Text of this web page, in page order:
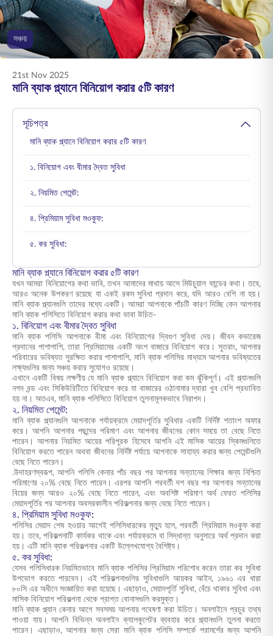
ENGLISH
অনলাইনে কিনুন প্রিমিয়াম পরিশোধ করুন
সঞ্চয়
21st Nov 2025
মানি ব্যাক প্ল্যানে বিনিয়োগ করার ৫টি কারণ
সূচিপত্র
মানি ব্যাক প্ল্যানে বিনিয়োগ করার ৫টি কারণ
১. বিনিয়োগ এবং বীমার দ্বৈত সুবিধা
২. নিয়মিত পেমেন্ট:
৪. প্রিমিয়াম সুবিধা মওকুফ:
৫. কর সুবিধা:
মানি ব্যাক প্ল্যানে বিনিয়োগ করার ৫টি কারণ
যখন আমরা বিনিয়োগের কথা ভাবি, তখন আমাদের মাথায় আসে মিউচুয়াল ফান্ডের কথা। তবে,
আরও অনেক উপকরণ রয়েছে যা একই রকম সুবিধা প্রদান করে, যদি আরও বেশি না হয়।
মানি ব্যাক প্ল্যানগুলি তাদের মধ্যে একটি। আমরা আপনাকে পাঁচটি কারণ দিচ্ছি কেন আপনার
মানি ব্যাক পলিসিতে বিনিয়োগ করার কথা ভাবা উচিত-
১. বিনিয়োগ এবং বীমার দ্বৈত সুবিধা
মানি ব্যাক পলিসি আপনাকে বীমা এবং বিনিয়োগের দ্বিগুণ সুবিধা দেয়। জীবন কভারেজ
প্রদানের পাশাপাশি, তারা প্রিমিয়ামের একটি অংশ বাজারে বিনিয়োগ করে। সুতরাং, আপনার
পরিবারের ভবিষ্যত সুরক্ষিত করার পাশাপাশি, মানি ব্যাক পলিসির মাধ্যমে আপনার ভবিষ্যতের
লক্ষ্যগুলির জন্য সঞ্চয় করার সুযোগও রয়েছে।
এখানে একটি বিষয় লক্ষণীয় যে মানি ব্যাক প্ল্যানে বিনিয়োগ করা কম ঝুঁকিপূর্ণ। এই প্ল্যানগুলি
নগদ বন্ড এবং সিকিউরিটিতে বিনিয়োগ করে যা বাজারের ওঠানামার দ্বারা খুব বেশি প্রভাবিত
হয় না। অতএব, মানি ব্যাক পলিসিতে বিনিয়োগ তুলনামূলকভাবে নিরাপদ।
২. নিয়মিত পেমেন্ট:
মানি ব্যাক প্ল্যানগুলি আপনাকে পর্যায়ক্রমে মেয়াদপূর্তির সুবিধার একটি নির্দিষ্ট শতাংশ অফার
করে। আপনি আপনার পছন্দের পরিমাণ এবং আপনার জীবনের কোন সময়ে তা বেছে নিতে
পারেন। আপনার নিয়মিত আয়ের পরিপূরক হিসেবে আপনি এই মাসিক আয়ের স্কিমগুলিতে
বিনিয়োগ করতে পারেন অথবা জীবনের নির্দিষ্ট পর্যায়ে আপনাকে সাহায্য করার জন্য পেমেন্টগুলি
বেছে নিতে পারেন।
.উদাহরণস্বরূপ, আপনি পলিসি কেনার পাঁচ বছর পর আপনার সন্তানের শিক্ষার জন্য নিশ্চিত
পরিমাণের ২০% বেছে নিতে পারেন। এরপর আপনি পরবর্তী দশ বছর পর আপনার সন্তানের
বিয়ের জন্য আরও ২০% বেছে নিতে পারেন, এবং অবশিষ্ট পরিমাণ অর্থ ফেরত পলিসির
মেয়াদপূর্তির পর আপনার অবসরকালীন পরিকল্পনার জন্য বেছে নিতে পারেন।
৪. প্রিমিয়াম সুবিধা মওকুফ:
পলিসির মেয়াদ শেষ হওয়ার আগেই পলিসিধারকের মৃত্যু হলে, পরবর্তী প্রিমিয়াম মওকুফ করা
হয়। তবে, পরিকল্পনাটি কার্যকর থাকে এবং পর্যায়ক্রমে বা সিদ্ধান্ত অনুসারে অর্থ প্রদান করা
হয়। এটি মানি ব্যাক পরিকল্পনার একটি উল্লেখযোগ্য বৈশিষ্ট্য।
৫. কর সুবিধা:
যেসব পলিসিধারক নিয়মিতভাবে মানি ব্যাক পলিসির প্রিমিয়াম পরিশোধ করেন তারা কর সুবিধা
উপভোগ করতে পারবেন। এই পরিকল্পনাগুলির সুবিধাগুলি আয়কর আইন, ১৯৬১ এর ধারা
৮০সি এর অধীনে সংজ্ঞায়িত করা হয়েছে। এছাড়াও, মেয়াদপূর্তি সুবিধা, বেঁচে থাকার সুবিধা এবং
মাসিক বিনিয়োগ পরিকল্পনা থেকে প্রাপ্ত বোনাসগুলি করমুক্ত।
মানি ব্যাক প্ল্যান কেনার আগে সবসময় আপনার গবেষণা করা উচিত। অনলাইনে প্রচুর তথ্য
পাওয়া যায়। আপনি বিভিন্ন অনলাইন ক্যালকুলেটর ব্যবহার করে প্ল্যানগুলি তুলনা করতে
পারেন। এছাড়াও, আপনার জন্য সেরা মানি ব্যাক পলিসি সম্পর্কে পরামর্শের জন্য আপনি